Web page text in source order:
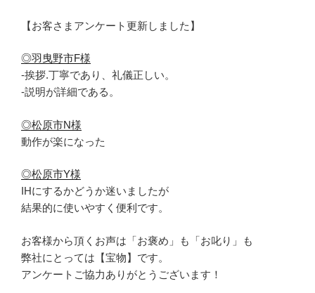
【お客さまアンケート更新しました】
◎羽曳野市F様
-挨拶.丁寧であり、礼儀正しい。
-説明が詳細である。
◎松原市N様
動作が楽になった
◎松原市Y様
IHにするかどうか迷いましたが
結果的に使いやすく便利です。
お客様から頂くお声は「お褒め」も「お叱り」も
弊社にとっては【宝物】です。
アンケートご協力ありがとうございます！